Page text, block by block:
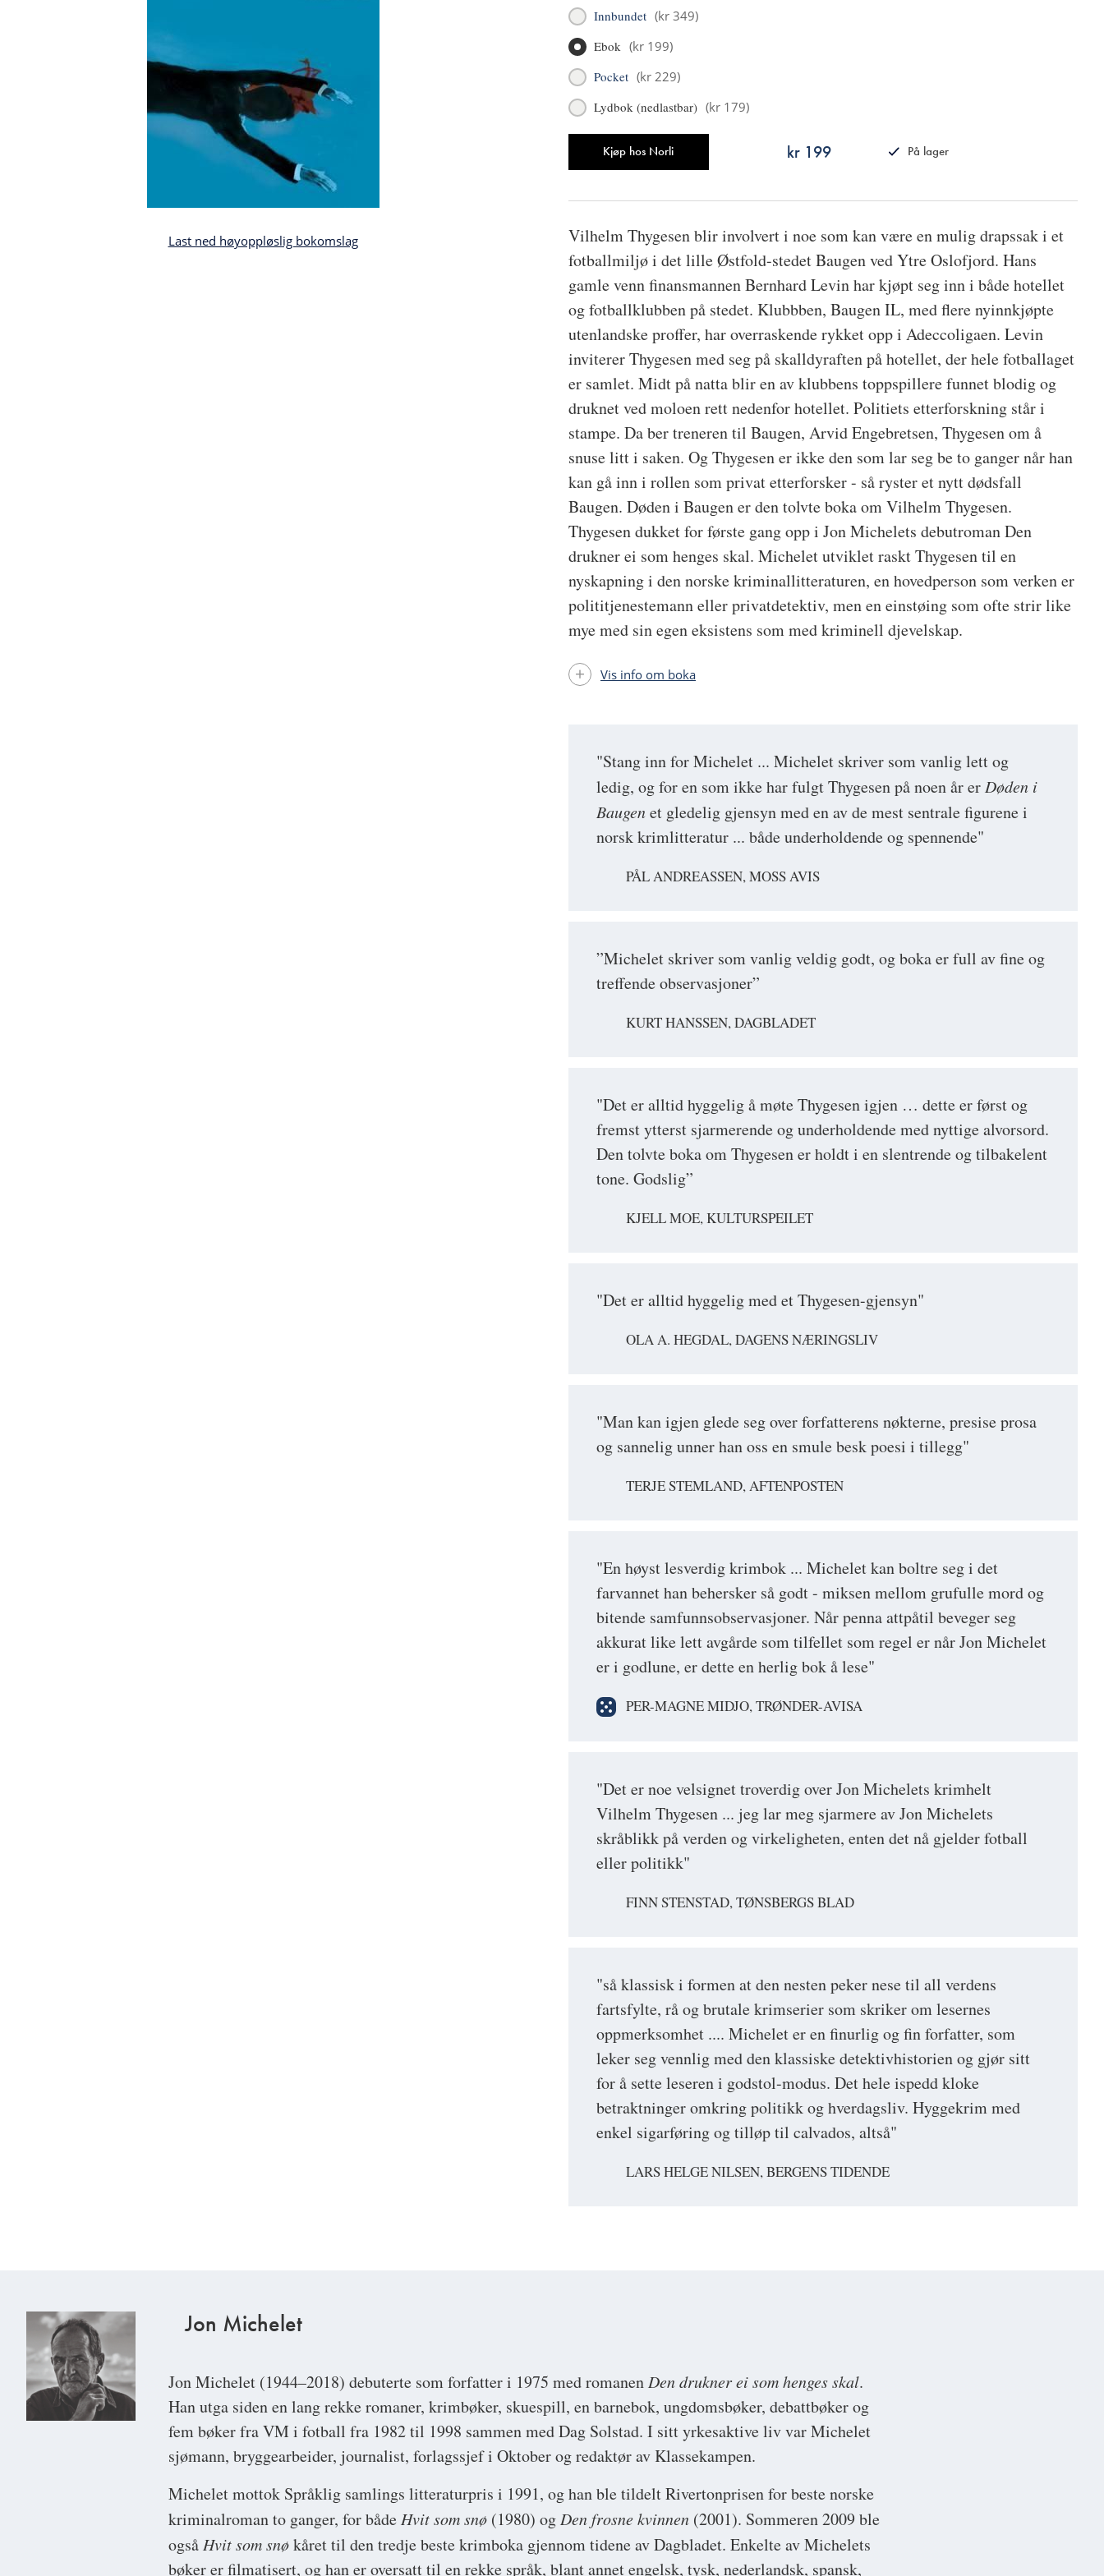
Last ned høyoppløslig bokomslag
Innbundet (kr 349)
Ebok (kr 199)
Pocket (kr 229)
Lydbok (nedlastbar) (kr 179)
Kjøp hos Norli kr 199
På lager
"Stang inn for Michelet ... Michelet skriver som vanlig lett og
ledig, og for en som ikke har fulgt Thygesen på noen år er Døden i
Baugenet gledelig gjensyn med en av de mest sentrale figurene i
norsk krimlitteratur ... både underholdende og spennende"
PÅL ANDREASSEN, MOSS AVIS
”Michelet skriver som vanlig veldig godt, og boka er full av fine og
treffende observasjoner”
KURT HANSSEN, DAGBLADET
"Det er alltid hyggelig å møte Thygesen igjen … dette er først og
fremst ytterst sjarmerende og underholdende med nyttige alvorsord.
Den tolvte boka om Thygesen er holdt i en slentrende og tilbakelent
tone. Godslig”
KJELL MOE, KULTURSPEILET
"Det er alltid hyggelig med et Thygesen-gjensyn"
OLA A. HEGDAL, DAGENS NÆRINGSLIV
"Man kan igjen glede seg over forfatterens nøkterne, presise prosa
og sannelig unner han oss en smule besk poesi i tillegg"
TERJE STEMLAND, AFTENPOSTEN
"En høyst lesverdig krimbok ... Michelet kan boltre seg i det
farvannet han behersker så godt - miksen mellom grufulle mord og
bitende samfunnsobservasjoner. Når penna attpåtil beveger seg
akkurat like lett avgårde som tilfellet som regel er når Jon Michelet
er i godlune, er dette en herlig bok å lese"
PER-MAGNE MIDJO, TRØNDER-AVISA
"Det er noe velsignet troverdig over Jon Michelets krimhelt
Vilhelm Thygesen ... jeg lar meg sjarmere av Jon Michelets
skråblikk på verden og virkeligheten, enten det nå gjelder fotball
eller politikk"
FINN STENSTAD, TØNSBERGS BLAD
"så klassisk i formen at den nesten peker nese til all verdens
fartsfylte, rå og brutale krimserier som skriker om lesernes
oppmerksomhet .... Michelet er en finurlig og fin forfatter, som
leker seg vennlig med den klassiske detektivhistorien og gjør sitt
for å sette leseren i godstol-modus. Det hele ispedd kloke
betraktninger omkring politikk og hverdagsliv. Hyggekrim med
enkel sigarføring og tilløp til calvados, altså"
LARS HELGE NILSEN, BERGENS TIDENDE
Vilhelm Thygesen blir involvert i noe som kan være en mulig drapssak i et
fotballmiljø i det lille Østfold-stedet Baugen ved Ytre Oslofjord. Hans
gamle venn finansmannen Bernhard Levin har kjøpt seg inn i både hotellet
og fotballklubben på stedet. Klubbben, Baugen IL, med flere nyinnkjøpte
utenlandske proffer, har overraskende rykket opp i Adeccoligaen. Levin
inviterer Thygesen med seg på skalldyraften på hotellet, der hele fotballaget
er samlet. Midt på natta blir en av klubbens toppspillere funnet blodig og
druknet ved moloen rett nedenfor hotellet. Politiets etterforskning står i
stampe. Da ber treneren til Baugen, Arvid Engebretsen, Thygesen om å
snuse litt i saken. Og Thygesen er ikke den som lar seg be to ganger når han
kan gå inn i rollen som privat etterforsker - så ryster et nytt dødsfall
Baugen. Døden i Baugen er den tolvte boka om Vilhelm Thygesen.
Thygesen dukket for første gang opp i Jon Michelets debutroman Den
drukner ei som henges skal. Michelet utviklet raskt Thygesen til en
nyskapning i den norske kriminallitteraturen, en hovedperson som verken er
polititjenestemann eller privatdetektiv, men en einstøing som ofte strir like
mye med sin egen eksistens som med kriminell djevelskap.
Vis info om boka
Jon Michelet
Jon Michelet (1944–2018) debuterte som forfatter i 1975 med romanen Den drukner ei som henges skal.
Han utga siden en lang rekke romaner, krimbøker, skuespill, en barnebok, ungdomsbøker, debattbøker og
fem bøker fra VM i fotball fra 1982 til 1998 sammen med Dag Solstad. I sitt yrkesaktive liv var Michelet
sjømann, bryggearbeider, journalist, forlagssjef i Oktober og redaktør av Klassekampen.
Michelet mottok Språklig samlings litteraturpris i 1991, og han ble tildelt Rivertonprisen for beste norske
kriminalroman to ganger, for både Hvit som snø (1980) og Den frosne kvinnen (2001). Sommeren 2009 ble
også Hvit som snøkåret til den tredje beste krimboka gjennom tidene av Dagbladet. Enkelte av Michelets
bøker er filmatisert, og han er oversatt til en rekke språk, blant annet engelsk, tysk, nederlandsk, spansk,